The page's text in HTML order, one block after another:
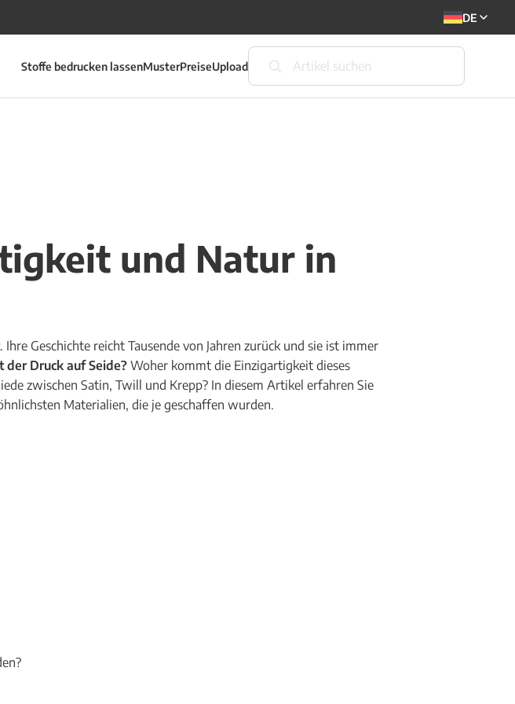
DE
Stoffe bedrucken lassenMusterPreiseUpload
und Natur in
. Ihre Geschichte reicht Tausende von Jahren zurück und sie ist immer
der Druck auf Seide? Woher kommt die Einzigartigkeit dieses
zwischen Satin, Twill und Krepp? In diesem Artikel erfahren Sie
Materialien, die je geschaffen wurden.